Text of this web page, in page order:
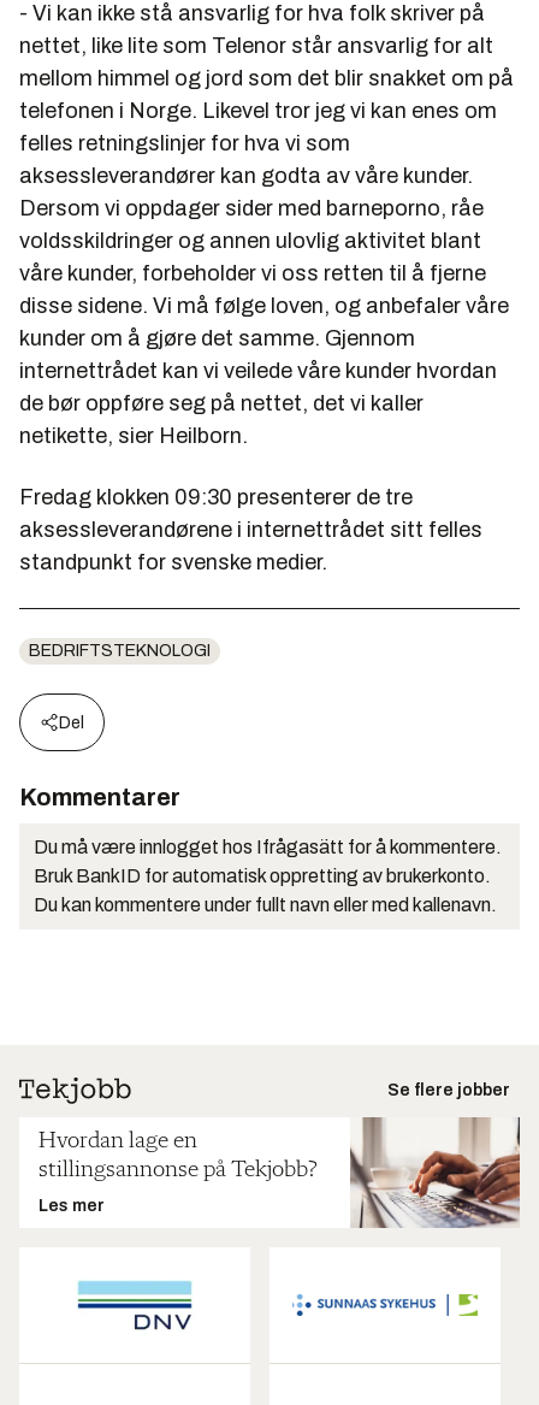
- Vi kan ikke stå ansvarlig for hva folk skriver på
nettet, like lite som Telenor står ansvarlig for alt
mellom himmel og jord som det blir snakket om på
telefonen i Norge. Likevel tror jeg vi kan enes om
felles retningslinjer for hva vi som
aksessleverandører kan godta av våre kunder.
Dersom vi oppdager sider med barneporno, råe
voldsskildringer og annen ulovlig aktivitet blant
våre kunder, forbeholder vi oss retten til å fjerne
disse sidene. Vi må følge loven, og anbefaler våre
kunder om å gjøre det samme. Gjennom
internettrådet kan vi veilede våre kunder hvordan
de bør oppføre seg på nettet, det vi kaller
netikette, sier Heilborn.
Fredag klokken 09:30 presenterer de tre
aksessleverandørene i internettrådet sitt felles
standpunkt for svenske medier.
BEDRIFTSTEKNOLOGI
Del
Kommentarer
Du må være innlogget hos Ifrågasätt for å kommentere.
Bruk BankID for automatisk oppretting av brukerkonto.
Du kan kommentere under fullt navn eller med kallenavn.
Se flere jobber
Hvordan lage en
stillingsannonse på Tekjobb?
Les mer